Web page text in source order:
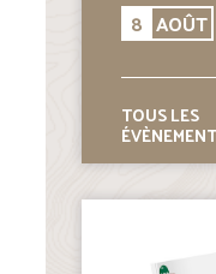
8 AOÛT
TOUS LES